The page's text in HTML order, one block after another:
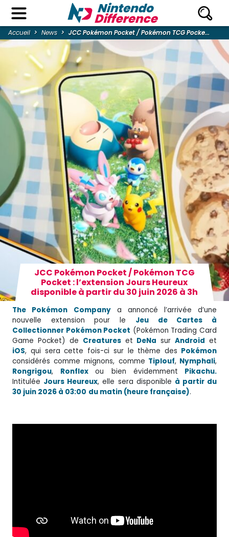
Accueil News JCC Pokémon Pocket / Pokémon TCG Pocke...
JCC Pokémon Pocket / Pokémon TCG
Pocket : l’extension Jours Heureux
disponible à partir du 30 juin 2026 à 3h
The Pokémon Company a annoncé l’arrivée d’une
nouvelle extension pour le Jeu de Cartes à
Collectionner Pokémon Pocket (Pokémon Trading Card
Game Pocket) de Creatureset DeNa surAndroid et
iOS, qui sera cette fois-ci sur le thème des Pokémon
considérés comme mignons, comme Tiplouf,Nymphali,
Rongrigou, Ronflexou bien évidemment Pikachu.
Intitulée Jours Heureux, elle sera disponible à partir du
30 juin 2026 à 03:00 du matin (heure française).